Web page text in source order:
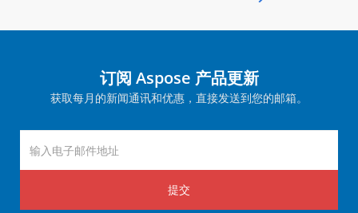
订阅 Aspose 产品更新
获取每月的新闻通讯和优惠，直接发送到您的邮箱。
提交